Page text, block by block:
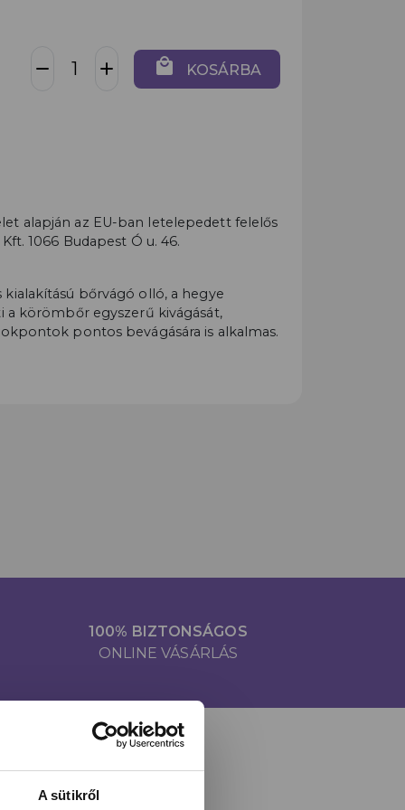
A sütikről
remove add local_mall KOSÁRBA
alapján az EU-ban letelepedett felelős
1066 Budapest Ó u. 46.
bőrvágó olló, a hegye
körömbőr egyszerű kivágását,
pontos bevágására is alkalmas.
100% BIZTONSÁGOS
ONLINE VÁSÁRLÁS